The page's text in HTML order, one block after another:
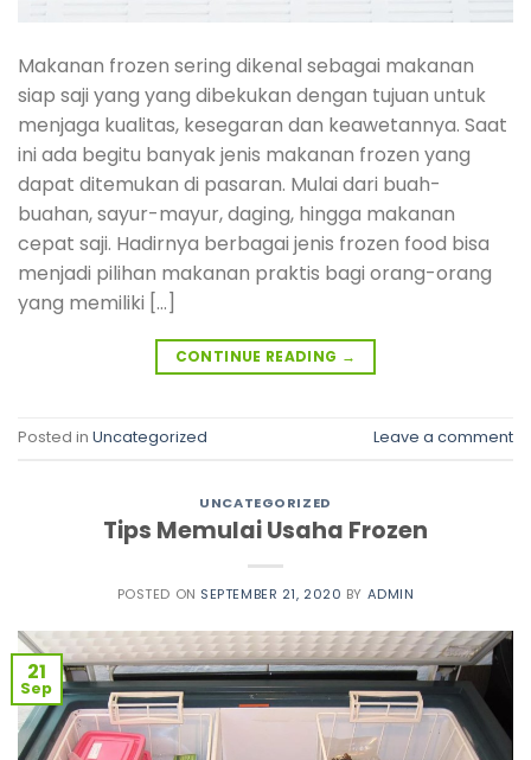
Makanan frozen sering dikenal sebagai makanan
siap saji yang yang dibekukan dengan tujuan untuk
menjaga kualitas, kesegaran dan keawetannya. Saat
ini ada begitu banyak jenis makanan frozen yang
dapat ditemukan di pasaran. Mulai dari buah-
buahan, sayur-mayur, daging, hingga makanan
cepat saji. Hadirnya berbagai jenis frozen food bisa
menjadi pilihan makanan praktis bagi orang-orang
yang memiliki […]
CONTINUE READING →
Posted in Uncategorized Leave a comment
UNCATEGORIZED
Tips Memulai Usaha Frozen
POSTED ON SEPTEMBER 21, 2020 BY ADMIN
21
Sep